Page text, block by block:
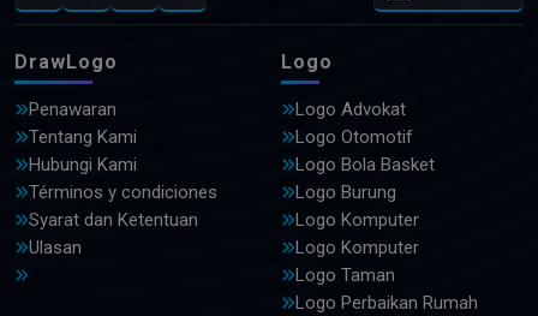
DrawLogo
Penawaran
Tentang Kami
Hubungi Kami
Términos y condiciones
Syarat dan Ketentuan
Ulasan
Logo
Logo Advokat
Logo Otomotif
Logo Bola Basket
Logo Burung
Logo Komputer
Logo Komputer
Logo Taman
Logo Perbaikan Rumah